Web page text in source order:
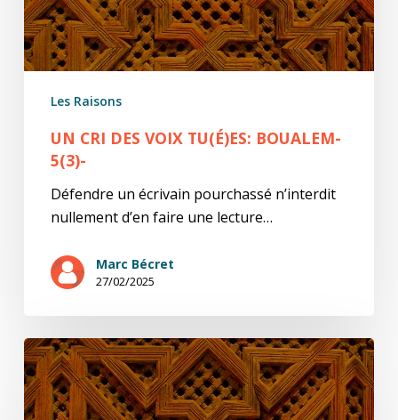
Les Raisons
UN CRI DES VOIX TU(É)ES: BOUALEM-
5(3)-
Défendre un écrivain pourchassé n’interdit
nullement d’en faire une lecture…
Marc Bécret
27/02/2025
Un
cri
des